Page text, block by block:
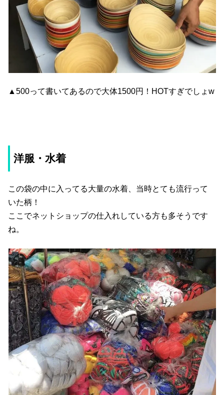
▲500って書いてあるので大体1500円！HOTすぎでしょw
洋服・水着
この袋の中に入ってる大量の水着、当時とても流行って
いた柄！
ここでネットショップの仕入れしている方も多そうです
ね。